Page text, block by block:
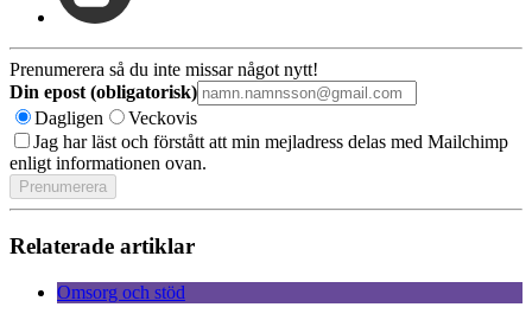
Prenumerera så du inte missar något nytt!
Din epost (obligatorisk)
Dagligen
Veckovis
Jag har läst och förstått att min mejladress delas med Mailchimp
enligt informationen ovan.
Relaterade artiklar
Omsorg och stöd